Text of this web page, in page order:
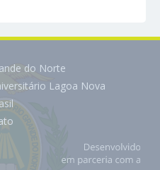
do Norte
Lagoa Nova